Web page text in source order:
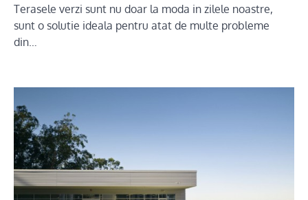
Terasele verzi sunt nu doar la moda in zilele noastre,
sunt o solutie ideala pentru atat de multe probleme
din…